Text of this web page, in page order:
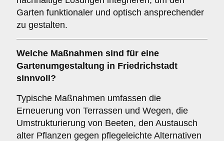
Garten funktionaler und optisch ansprechender
zu gestalten.
Welche Maßnahmen sind für eine
Gartenumgestaltung in Friedrichstadt
sinnvoll?
Typische Maßnahmen umfassen die
Erneuerung von Terrassen und Wegen, die
Umstrukturierung von Beeten, den Austausch
alter Pflanzen gegen pflegeleichte Alternativen